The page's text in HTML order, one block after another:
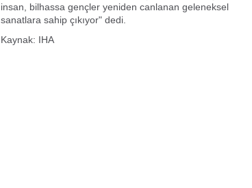
insan, bilhassa gençler yeniden canlanan geleneksel
sanatlara sahip çıkıyor" dedi.
Kaynak: IHA